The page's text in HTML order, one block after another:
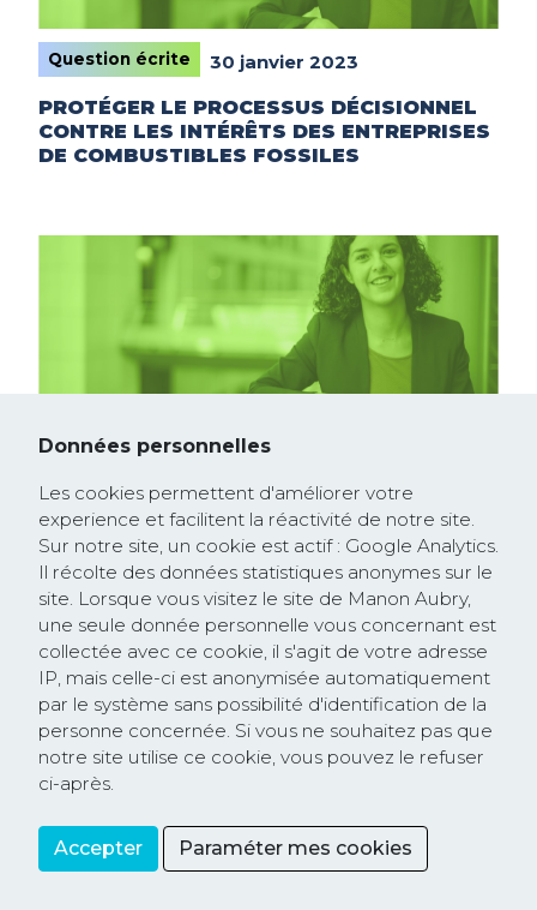
Partager
Question écrite
30 janvier 2023
PROTÉGER LE PROCESSUS DÉCISIONNEL
CONTRE LES INTÉRÊTS DES ENTREPRISES
DE COMBUSTIBLES FOSSILES
21 septembre 2022
SORTIE DU TRAITÉ SUR LA CHARTE DE
L'ÉNERGIE
Question écrite
IMPACT CLIMATIQUE DES JETS PRIVÉS
Données personnelles
Les cookies permettent d'améliorer votre
experience et facilitent la réactivité de notre site.
Sur notre site, un cookie est actif : Google Analytics.
Il récolte des données statistiques anonymes sur le
site. Lorsque vous visitez le site de Manon Aubry,
une seule donnée personnelle vous concernant est
collectée avec ce cookie, il s'agit de votre adresse
IP, mais celle-ci est anonymisée automatiquement
par le système sans possibilité d'identification de la
personne concernée. Si vous ne souhaitez pas que
notre site utilise ce cookie, vous pouvez le refuser
ci-après.
Accepter Paraméter mes cookies